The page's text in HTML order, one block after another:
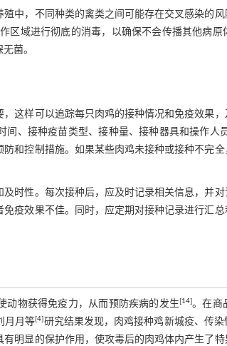
中，不同种类的禽类之间可能存在交叉感染的
区域进行彻底的消毒，以确保不会传播其他病
菌。
这样可以追踪每只肉鸡的接种情况和免疫效果
、接种疫苗类型、接种量、接种器具和操作人
和控制措施。如果某些肉鸡未接种或接种不完
时性。每次接种后，应及时记录相关信息，并
疫效果不佳。同时，应定期对接种记录进行汇
动物获得免疫力，从而预防疾病的发生[14]。在商
月月等[4]研究结果发现，肉鸡接种鸡新城疫、传
明显的保护作用，使攻毒后的肉鸡体内产生了